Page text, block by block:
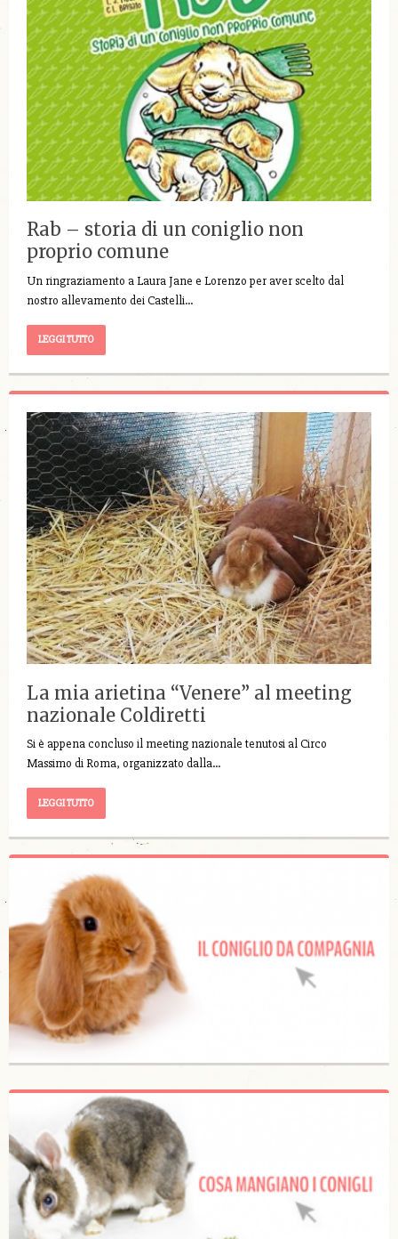
Rab – storia di un coniglio non
proprio comune
Un ringraziamento a Laura Jane e Lorenzo per aver scelto dal
nostro allevamento dei Castelli…
LEGGI TUTTO
La mia arietina “Venere” al meeting
nazionale Coldiretti
Si è appena concluso il meeting nazionale tenutosi al Circo
Massimo di Roma, organizzato dalla…
LEGGI TUTTO